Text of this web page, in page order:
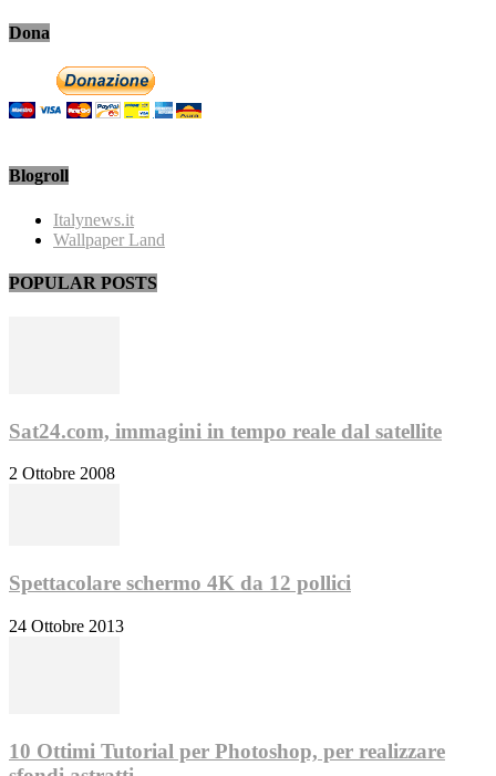
Dona
Blogroll
Italynews.it
Wallpaper Land
POPULAR POSTS
Sat24.com, immagini in tempo reale dal satellite
2 Ottobre 2008
Spettacolare schermo 4K da 12 pollici
24 Ottobre 2013
10 Ottimi Tutorial per Photoshop, per realizzare